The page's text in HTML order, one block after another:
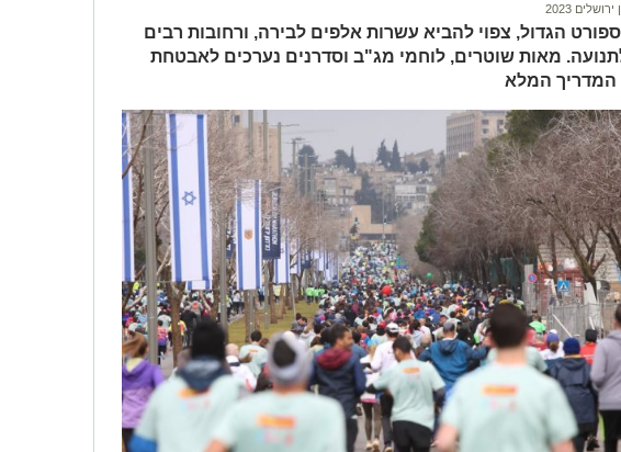
2023
הגדול, צפוי להביא עשרות אלפים לבירה, ורחובות רבים
מאות שוטרים, לוחמי מג"ב וסדרנים נערכים לאבטחת
המדריך המלא